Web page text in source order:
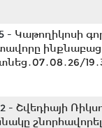
- Կաթողիկոսի
- Շվեդիայի